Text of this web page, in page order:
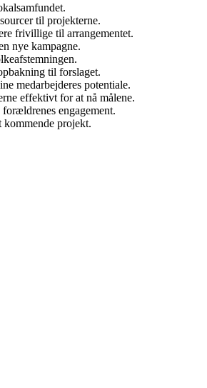
til projekterne.
frivillige til arrangementet.
nye kampagne.
til forslaget.
medarbejderes potentiale.
effektivt for at nå målene.
engagement.
projekt.